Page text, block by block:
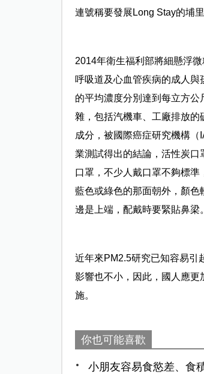
連號稱要發展Long Stay的埔里
2014年衛生福利部將細懸浮
呼吸道及心血管疾病的成人
的平均濃度分別達到每立方
雜，包括汽機車、工廠排放
成分，被國際癌症研究機構
業測試得出的結論，活性炭口
口罩，不少人戴口罩不夠標
藍色或綠色的那面朝外，顏
邊是上端，配戴時要緊貼鼻梁。
近年來PM2.5研究已知容易引
影響也不小，因此，國人應
施。
你也可能喜歡
小朋友容易食慾差、食